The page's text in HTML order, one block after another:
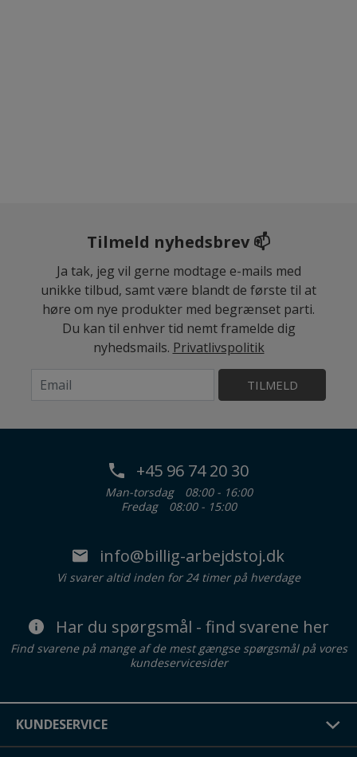
Tilmeld nyhedsbrev 📫
Ja tak, jeg vil gerne modtage e-mails med
unikke tilbud, samt være blandt de første til at
høre om nye produkter med begrænset parti.
Du kan til enhver tid nemt framelde dig
nyhedsmails. Privatlivspolitik
TILMELD
+45 96 74 20 30
Man-torsdag
08:00 - 16:00
Fredag
08:00 - 15:00
info@billig-arbejdstoj.dk
Vi svarer altid inden for 24 timer på hverdage
Har du spørgsmål - find svarene her
Find svarene på mange af de mest gængse spørgsmål på vores
kundeservicesider
KUNDESERVICE